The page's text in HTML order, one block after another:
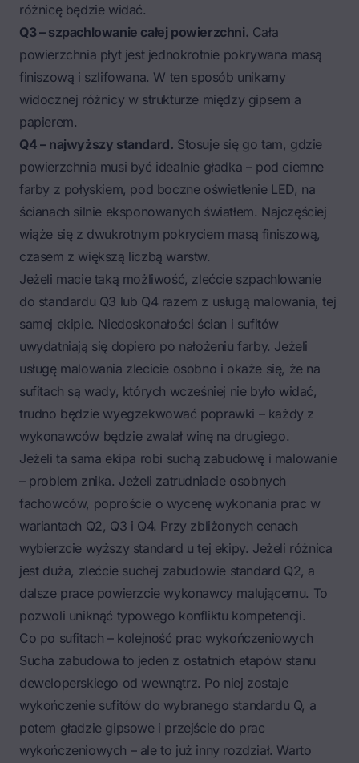
różnicę będzie widać.
Q3 – szpachlowanie całej powierzchni. Cała
powierzchnia płyt jest jednokrotnie pokrywana masą
finiszową i szlifowana. W ten sposób unikamy
widocznej różnicy w strukturze między gipsem a
papierem.
Q4 – najwyższy standard. Stosuje się go tam, gdzie
powierzchnia musi być idealnie gładka – pod ciemne
farby z połyskiem, pod boczne oświetlenie LED, na
ścianach silnie eksponowanych światłem. Najczęściej
wiąże się z dwukrotnym pokryciem masą finiszową,
czasem z większą liczbą warstw.
Jeżeli macie taką możliwość, zlećcie szpachlowanie
do standardu Q3 lub Q4 razem z usługą malowania, tej
samej ekipie. Niedoskonałości ścian i sufitów
uwydatniają się dopiero po nałożeniu farby. Jeżeli
usługę malowania zlecicie osobno i okaże się, że na
sufitach są wady, których wcześniej nie było widać,
trudno będzie wyegzekwować poprawki – każdy z
wykonawców będzie zwalał winę na drugiego.
Jeżeli ta sama ekipa robi suchą zabudowę i malowanie
– problem znika. Jeżeli zatrudniacie osobnych
fachowców, poproście o wycenę wykonania prac w
wariantach Q2, Q3 i Q4. Przy zbliżonych cenach
wybierzcie wyższy standard u tej ekipy. Jeżeli różnica
jest duża, zlećcie suchej zabudowie standard Q2, a
dalsze prace powierzcie wykonawcy malującemu. To
pozwoli uniknąć typowego konfliktu kompetencji.
Co po sufitach – kolejność prac wykończeniowych
Sucha zabudowa to jeden z ostatnich etapów stanu
deweloperskiego od wewnątrz. Po niej zostaje
wykończenie sufitów do wybranego standardu Q, a
potem gładzie gipsowei przejście do prac
wykończeniowych – ale to już inny rozdział. Warto